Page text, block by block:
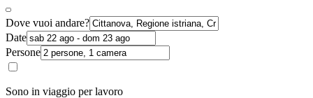
Dove vuoi andare?
Date
Persone
Sono in viaggio per lavoro